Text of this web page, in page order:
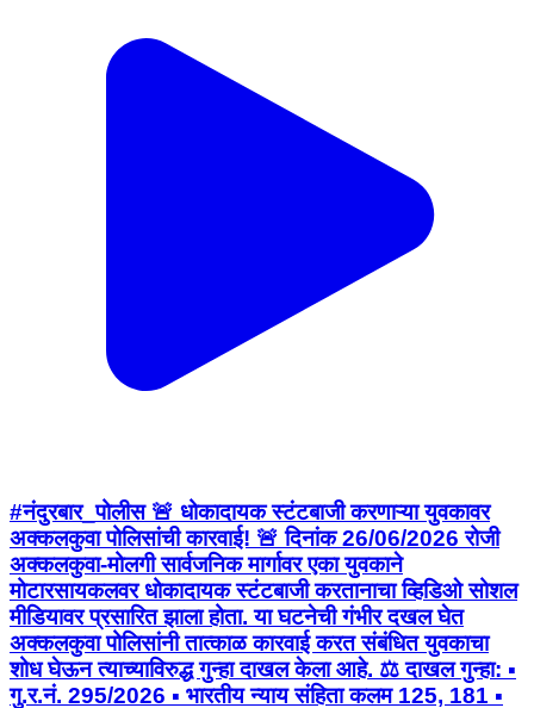
#नंदुरबार_पोलीस 🚨 धोकादायक स्टंटबाजी करणाऱ्या युवकावर
अक्कलकुवा पोलिसांची कारवाई! 🚨 दिनांक 26/06/2026 रोजी
अक्कलकुवा-मोलगी सार्वजनिक मार्गावर एका युवकाने
मोटारसायकलवर धोकादायक स्टंटबाजी करतानाचा व्हिडिओ सोशल
मीडियावर प्रसारित झाला होता. या घटनेची गंभीर दखल घेत
अक्कलकुवा पोलिसांनी तात्काळ कारवाई करत संबंधित युवकाचा
शोध घेऊन त्याच्याविरुद्ध गुन्हा दाखल केला आहे. ⚖️ दाखल गुन्हा: ▪️
गु.र.नं. 295/2026 ▪️ भारतीय न्याय संहिता कलम 125, 181 ▪️